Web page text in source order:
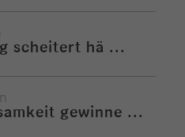
scheitert hä ...
gewinne ...